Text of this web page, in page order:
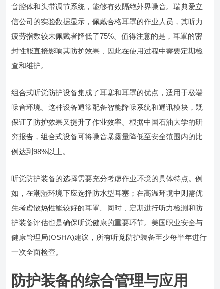
音腔体和头带调节系统，能够有效隔绝外界噪音。瑞典爱立
信公司的实验数据显示，佩戴合格耳罩的作业人员，其听力
疲劳指数较未佩戴者降低了75%。值得注意的是，耳罩的密
封性能直接影响其防护效果，因此在使用过程中需要定期检
查和维护。
组合式听觉防护设备集成了耳塞和耳罩的优点，适用于极端
噪音环境。这种设备通常配备智能降噪系统和通讯模块，既
保证了防护效果又提升了作业效率。根据中国石油大学的研
究报告，组合式设备可将噪音暴露量降低至安全范围内的比
例达到98%以上。
听觉防护装备的选择需要充分考虑作业环境的具体特点。例
如，在潮湿环境下应选择防水型耳塞；在高温环境中则需优
先考虑散热性能较好的耳罩。同时，定期进行听力检测和防
护装备评估也是确保听觉健康的重要环节。美国职业安全与
健康管理局(OSHA)建议，所有听觉防护装备至少每半年进行
一次全面检查。
防护装备的综合管理与应用